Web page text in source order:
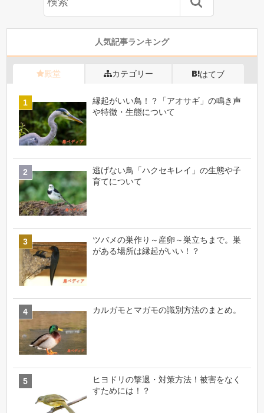
人気記事ランキング
殿堂 カテゴリー はてブ
縁起がいい鳥！？「アオサギ」の鳴き声
や特徴・生態について
逃げない鳥「ハクセキレイ」の生態や子
育てについて
ツバメの巣作り～産卵～巣立ちまで。巣
がある場所は縁起がいい！？
カルガモとマガモの識別方法のまとめ。
ヒヨドリの撃退・対策方法！被害をなく
すためには！？